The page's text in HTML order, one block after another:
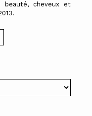
beauté, cheveux et